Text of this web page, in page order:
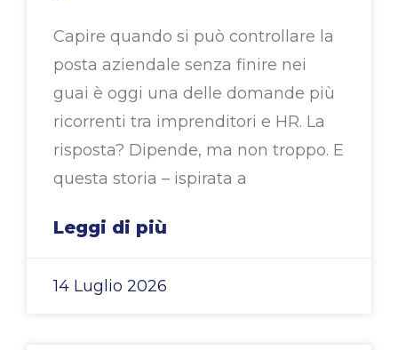
Capire quando si può controllare la
posta aziendale senza finire nei
guai è oggi una delle domande più
ricorrenti tra imprenditori e HR. La
risposta? Dipende, ma non troppo. E
questa storia – ispirata a
Leggi di più
14 Luglio 2026